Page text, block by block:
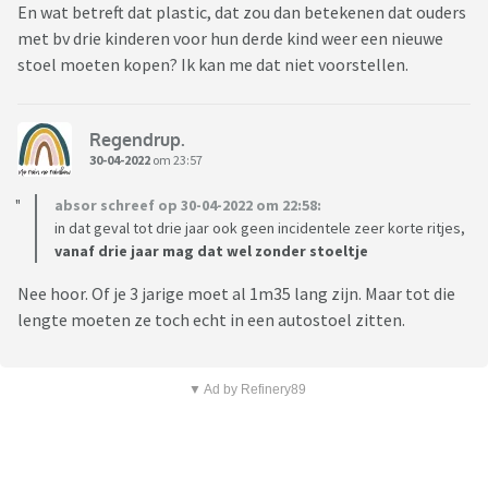
En wat betreft dat plastic, dat zou dan betekenen dat ouders
met bv drie kinderen voor hun derde kind weer een nieuwe
stoel moeten kopen? Ik kan me dat niet voorstellen.
Regendrup.
30-04-2022 om 23:57
absor schreef op 30-04-2022 om 22:58:
in dat geval tot drie jaar ook geen incidentele zeer korte ritjes,
vanaf drie jaar mag dat wel zonder stoeltje
Nee hoor. Of je 3 jarige moet al 1m35 lang zijn. Maar tot die
lengte moeten ze toch echt in een autostoel zitten.
▼ Ad by Refinery89